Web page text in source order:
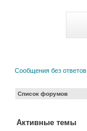
Сообщения без ответов
Список форумов
Активные темы